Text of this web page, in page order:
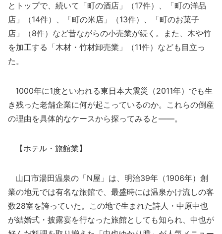
とトップで、続いて「町の酒店」（17件）、「町の洋品
店」（14件）、「町の米店」（13件）、「町のお菓子
店」（8件）など昔ながらの小売業が続く。また、木や竹
を加工する「木材・竹材卸売業」（11件）なども目立っ
た。
1000年に1度といわれる東日本大震災（2011年）でも生
き残った老舗企業に何が起こっているのか。これらの倒産
の理由を具体的なケースから探ってみると――。
【ホテル・旅館業】
山口市湯田温泉の「N屋」は、明治39年（1906年）創
業の地元では有名な旅館で、最盛時には温泉かけ流しの客
数28室を誇っていた。この地で生まれた詩人・中原中也
が結婚式・披露宴を行なった旅館としても知られ、中也が